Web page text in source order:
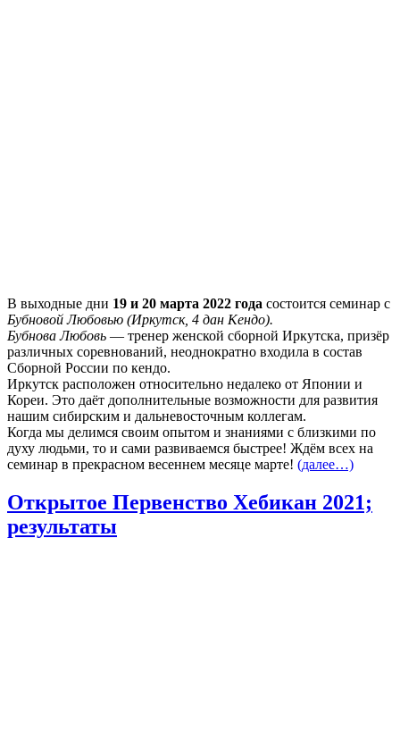
В выходные дни 19 и 20 марта 2022 года состоится семинар с
Бубновой Любовью (Иркутск, 4 дан Кендо).
Бубнова Любовь — тренер женской сборной Иркутска, призёр
различных соревнований, неоднократно входила в состав
Сборной России по кендо.
Иркутск расположен относительно недалеко от Японии и
Кореи. Это даёт дополнительные возможности для развития
нашим сибирским и дальневосточным коллегам.
Когда мы делимся своим опытом и знаниями с близкими по
духу людьми, то и сами развиваемся быстрее! Ждём всех на
семинар в прекрасном весеннем месяце марте! (далее…)
Открытое Первенство Хебикан 2021;
результаты